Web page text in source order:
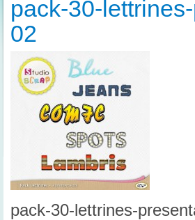
pack-30-
02
pack-30-lettrines-